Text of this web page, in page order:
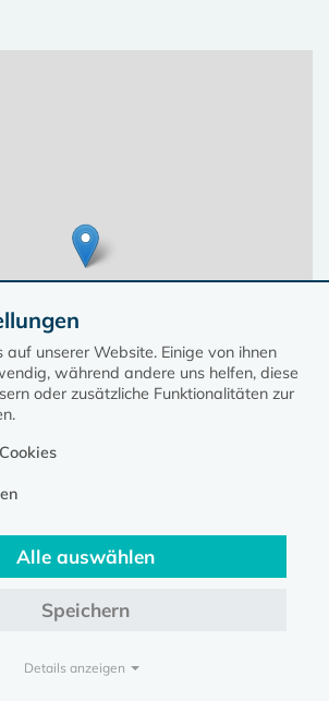
gehört zum Portalkirche-mv.de
in Mecklenburg-Vorpommern © 2026
auf unserer Website. Einige von ihnen
während andere uns helfen, diese
oder zusätzliche Funktionalitäten zur
Alle auswählen
Speichern
Details anzeigen